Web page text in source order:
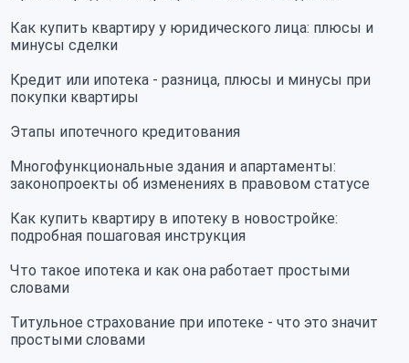
Как купить квартиру у юридического лица: плюсы и
минусы сделки
Кредит или ипотека - разница, плюсы и минусы при
покупки квартиры
Этапы ипотечного кредитования
Многофункциональные здания и апартаменты:
законопроекты об изменениях в правовом статусе
Как купить квартиру в ипотеку в новостройке:
подробная пошаговая инструкция
Что такое ипотека и как она работает простыми
словами
Титульное страхование при ипотеке - что это значит
простыми словами